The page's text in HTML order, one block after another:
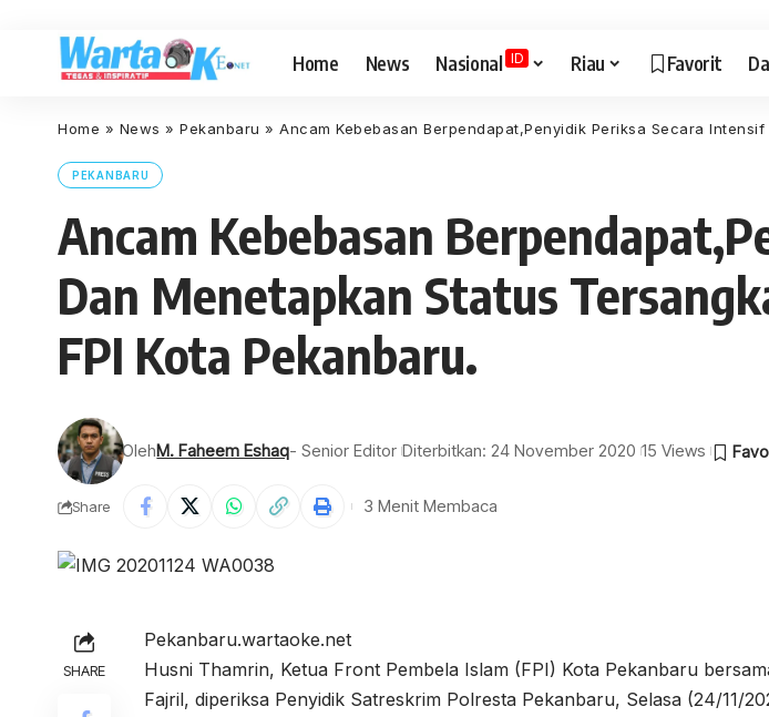
Home News Nasional ID Riau Favorit
Home » News » Pekanbaru » Ancam Kebebasan Berpendapat,Penyidik Periksa Secara
PEKANBARU
Ancam Kebebasan
Dan Menetapkan Status
FPI Kota Pekanbaru.
OlehM. Faheem Eshaq- Senior Editor Diterbitkan: 24 November 2020 15 Views
Share 3 Menit Membaca
SHARE
Pekanbaru.wartaoke.net
Husni Thamrin, Ketua Front Pembela Islam (FPI) Kota Pekanbaru
Fajril, diperiksa Penyidik Satreskrim Polresta Pekanbaru, Selasa (24/11/